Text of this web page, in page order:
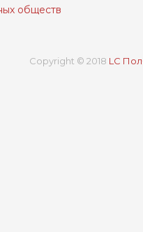
обществ
Copyright © 2018 LC